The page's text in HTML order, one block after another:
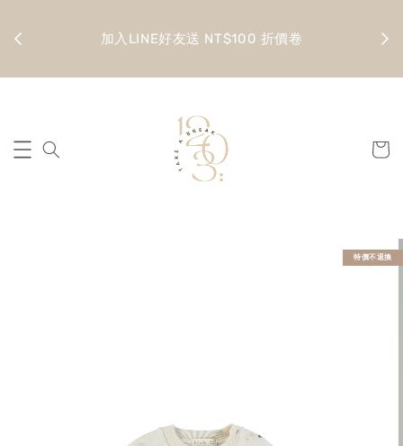
加入LINE好友送 NT$100 折價卷
特價不退換